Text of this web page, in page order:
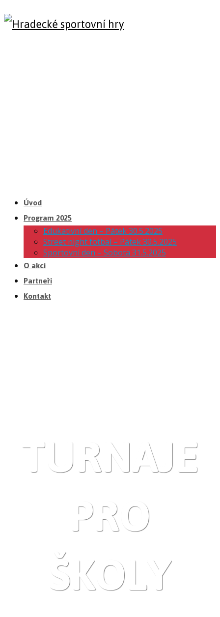
Úvod
Program 2025
Edukativní den – Pátek 30.5.2025
Street night fotbal – Pátek 30.5.2025
Sportovní den – Sobota 31.5.2025
O akci
Partneři
Kontakt
TURNAJE
PRO
ŠKOLY